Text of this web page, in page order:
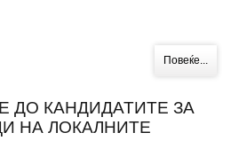
Повеќе...
ДО КАНДИДАТИТЕ ЗА
НА ЛОКАЛНИТЕ